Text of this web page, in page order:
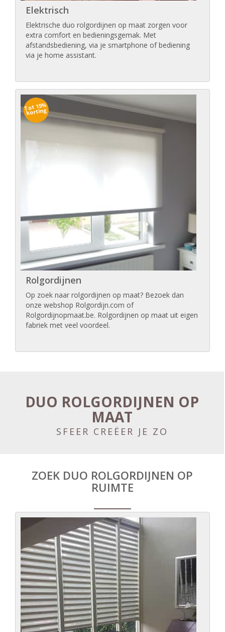
Elektrisch
Elektrische duo rolgordijnen op maat zorgen voor
extra comfort en bedieningsgemak. Met
afstandsbediening, via je smartphone of bediening
via je home assistant.
Tot 15%
korting
Rolgordijnen
Op zoek naar rolgordijnen op maat? Bezoek dan
onze webshop Rolgordijn.com of
Rolgordijnopmaat.be. Rolgordijnen op maat uit eigen
fabriek met veel voordeel.
DUO ROLGORDIJNEN OP
MAAT
SFEER CREËER JE ZO
ZOEK DUO ROLGORDIJNEN OP
RUIMTE